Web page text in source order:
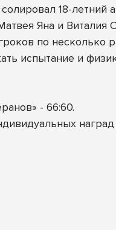
18-летний
Яна и Виталия
по несколько
испытание и
- 66:60.
наград